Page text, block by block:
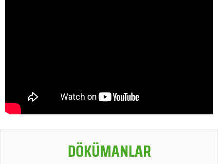
DÖKÜMANLAR